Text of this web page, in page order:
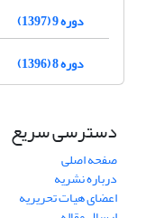
دوره 9 (1397)
دوره 8 (1396)
دسترسی سریع
صفحه اصلی
درباره نشریه
اعضای هیات تحریریه